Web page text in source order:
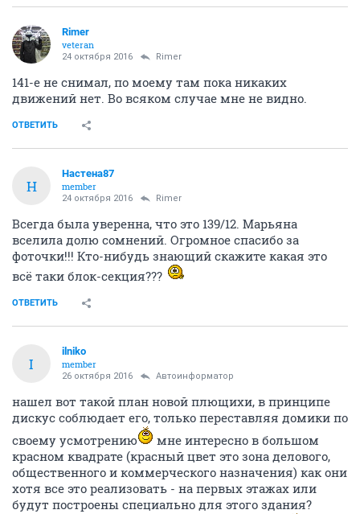
Rimer
veteran
24 октября 2016 Rimer
141-е не снимал, по моему там пока никаких
движений нет. Во всяком случае мне не видно.
ОТВЕТИТЬ
Н
Настена87
member
24 октября 2016 Rimer
Всегда была уверенна, что это 139/12. Марьяна
вселила долю сомнений. Огромное спасибо за
фоточки!!! Кто-нибудь знающий скажите какая это
всё таки блок-секция???
ОТВЕТИТЬ
I
ilniko
member
26 октября 2016 Автоинформатор
нашел вот такой план новой плющихи, в принципе
дискус соблюдает его, только переставляя домики по
своему усмотрению
мне интересно в большом
красном квадрате (красный цвет это зона делового,
общественного и коммерческого назначения) как они
хотя все это реализовать - на первых этажах или
будут построены специально для этого здания?